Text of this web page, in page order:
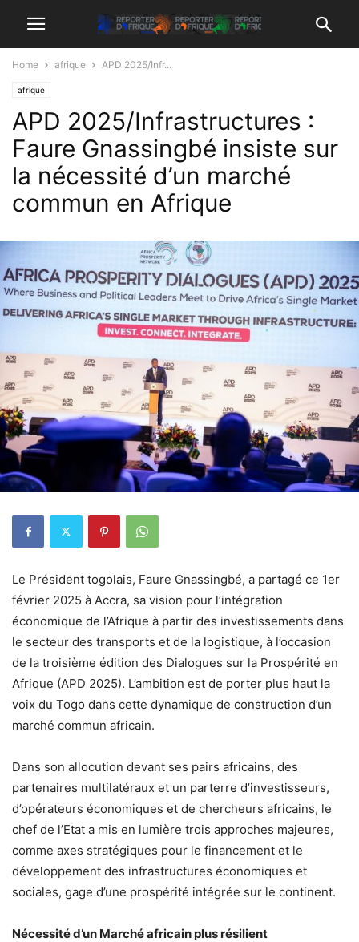
Home afrique APD 2025/Infr...
afrique
APD 2025/Infrastructures :
Faure Gnassingbé insiste sur
la nécessité d’un marché
commun en Afrique
Le Président togolais, Faure Gnassingbé, a partagé ce 1er
février 2025 à Accra, sa vision pour l’intégration
économique de l’Afrique à partir des investissements dans
le secteur des transports et de la logistique, à l’occasion
de la troisième édition des Dialogues sur la Prospérité en
Afrique (APD 2025). L’ambition est de porter plus haut la
voix du Togo dans cette dynamique de construction d’un
marché commun africain.
Dans son allocution devant ses pairs africains, des
partenaires multilatéraux et un parterre d’investisseurs,
d’opérateurs économiques et de chercheurs africains, le
chef de l’Etat a mis en lumière trois approches majeures,
comme axes stratégiques pour le financement et le
développement des infrastructures économiques et
sociales, gage d’une prospérité intégrée sur le continent.
Nécessité d’un Marché africain plus résilient